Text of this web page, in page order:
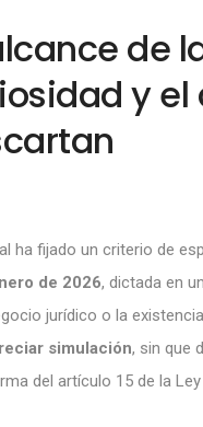
de
y el
ha fijado un criterio de
de 2026, dictada en
jurídico o la
simulación, sin que
del artículo 15 de la Ley